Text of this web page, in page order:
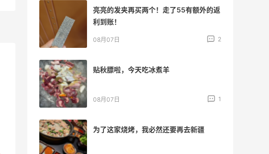
亮亮的发夹再买两个！走了55有额外的返
利到账！
08月07日 2
贴秋膘啦，今天吃冰煮羊
08月07日 1
为了这家烧烤，我必然还要再去新疆